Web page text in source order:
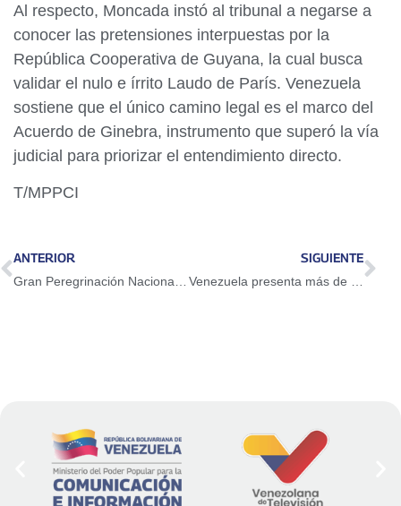
Al respecto, Moncada instó al tribunal a negarse a
conocer las pretensiones interpuestas por la
República Cooperativa de Guyana, la cual busca
validar el nulo e írrito Laudo de París. Venezuela
sostiene que el único camino legal es el marco del
Acuerdo de Ginebra, instrumento que superó la vía
judicial para priorizar el entendimiento directo.
T/MPPCI
ANTERIOR SIGUIENTE